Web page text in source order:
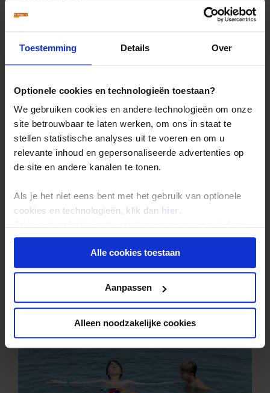
Toestemming Details Over
Optionele cookies en technologieën toestaan?
We gebruiken cookies en andere technologieën om onze
site betrouwbaar te laten werken, om ons in staat te
stellen statistische analyses uit te voeren en om u
relevante inhoud en gepersonaliseerde advertenties op
de site en andere kanalen te tonen.
Als je het niet eens bent met het gebruik van optionele
cookies en technologieën, klik dan hier .
onder aan de pagina op elk gewenst moment voor de
toekomst wijzigen.Alle cookies toestaan
Aanpassen
Alleen noodzakelijke cookies
's Avonds kun je genieten van een heerlijke Arabische
maaltijd met salades, kofta's, humus en grote ronde
broden.
Voor elke reis streven we naar een minimale
impact op het klimaat en een maximale
positieve impact op de lokale omgeving. Om
inzichtelijk te maken welk deel van onze
uitgaven en de uitgaven van onze reizigers bij
wij een Local Impact Score ontwikkeld. De Local
Impact Score van deze reis is:56
Dag 2: Madaba / Excursie
Jerash en de Dode Zee